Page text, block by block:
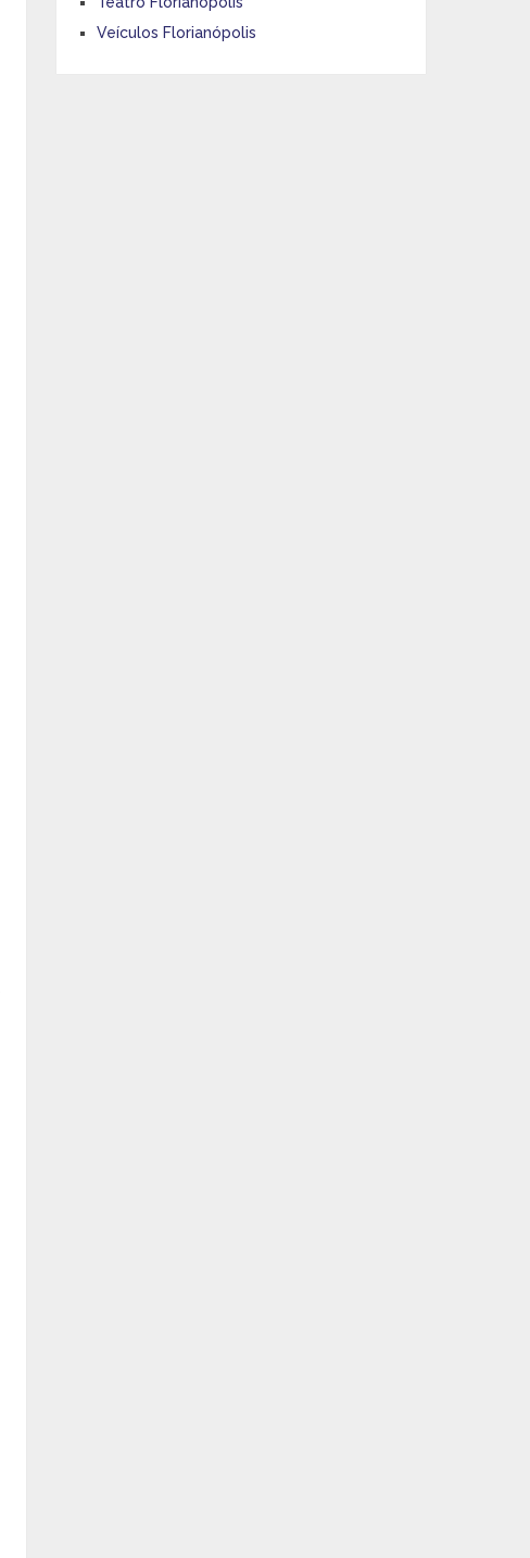
Veículos Florianópolis